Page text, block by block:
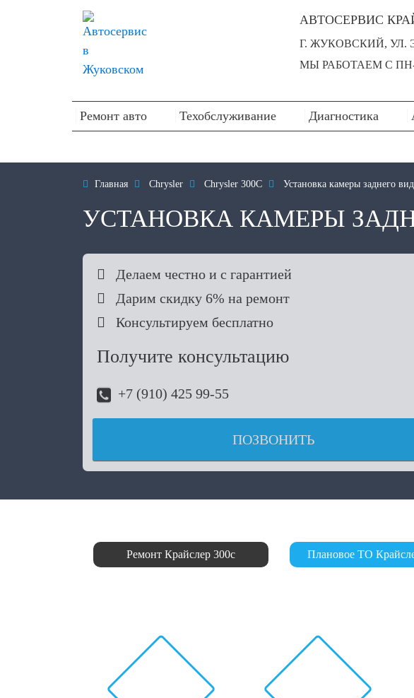
АВТОСЕРВИС
Г. ЖУКОВСКИЙ, УЛ.
МЫ РАБОТАЕМ С ПН-
Ремонт авто Техобслуживание Диагностика
 Главная  Chrysler  Chrysler 300C  Установка камеры заднего
УСТАНОВКА КАМЕРЫ
 Делаем честно и с гарантией
 Дарим скидку 6% на ремонт
 Консультируем бесплатно
Получите консультацию
+7 (910) 425 99-55
ПОЗВОНИТЬ
Ремонт Крайслер 300с Плановое ТО